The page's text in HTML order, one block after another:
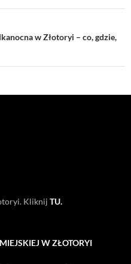
w Złotoryi – co, gdzie,
Kliknij TU.
W ZŁOTORYI